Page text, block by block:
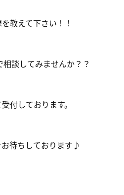
教えて下さい！！
談してみませんか？？
付しております。
待ちしております♪